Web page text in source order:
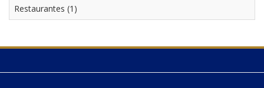
Restaurantes (1)